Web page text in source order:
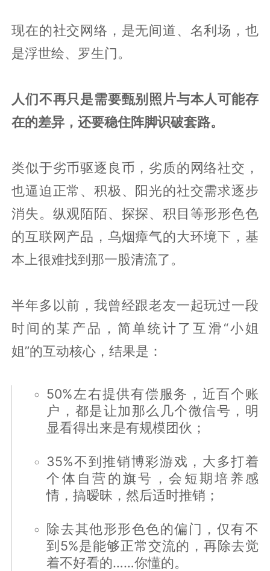
现在的社交网络，是无间道、名利场，也
是浮世绘、罗生门。
人们不再只是需要甄别照片与本人可能存
在的差异，还要稳住阵脚识破套路。
类似于劣币驱逐良币，劣质的网络社交，
也逼迫正常、积极、阳光的社交需求逐步
消失。纵观陌陌、探探、积目等形形色色
的互联网产品，乌烟瘴气的大环境下，基
本上很难找到那一股清流了。
半年多以前，我曾经跟老友一起玩过一段
时间的某产品，简单统计了互滑“小姐
姐”的互动核心，结果是：
50%左右提供有偿服务，近百个账
户，都是让加那么几个微信号，明
显看得出来是有规模团伙；
35%不到推销博彩游戏，大多打着
个体自营的旗号，会短期培养感
情，搞暧昧，然后适时推销；
除去其他形形色色的偏门，仅有不
到5%是能够正常交流的，再除去觉
着不好看的……你懂的。